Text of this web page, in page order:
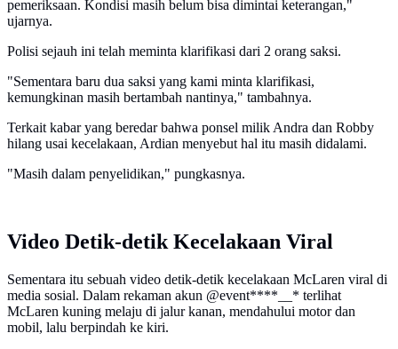
pemeriksaan. Kondisi masih belum bisa dimintai keterangan,"
ujarnya.
Polisi sejauh ini telah meminta klarifikasi dari 2 orang saksi.
"Sementara baru dua saksi yang kami minta klarifikasi,
kemungkinan masih bertambah nantinya," tambahnya.
Terkait kabar yang beredar bahwa ponsel milik Andra dan Robby
hilang usai kecelakaan, Ardian menyebut hal itu masih didalami.
"Masih dalam penyelidikan," pungkasnya.
Video Detik-detik Kecelakaan Viral
Sementara itu sebuah video detik-detik kecelakaan McLaren viral di
media sosial. Dalam rekaman akun @event****__* terlihat
McLaren kuning melaju di jalur kanan, mendahului motor dan
mobil, lalu berpindah ke kiri.